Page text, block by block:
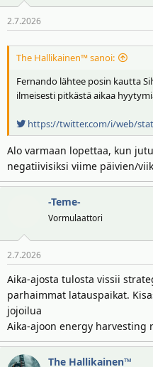
2.7.2026
The Hallikainen™ sanoi:
Fernando lähtee posin kautta
ilmeisesti pitkästä aikaa
https://twitter.com/i/web/
Alo varmaan lopettaa, kun
negatiivisiksi viime päivien/
-Teme-
Vormulaattori
2.7.2026
Aika-ajosta tulosta vissii
parhaimmat latauspaikat.
jojoilua
Aika-ajoon energy harvesting
The Hallikainen™